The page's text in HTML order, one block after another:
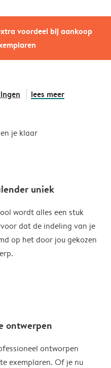
voordeel bij aankoop
lees meer
je klaar
uniek
wordt alles een stuk
dat de indeling van je
op het door jou gekozen
ontwerpen
ontworpen
exemplaren. Of je nu